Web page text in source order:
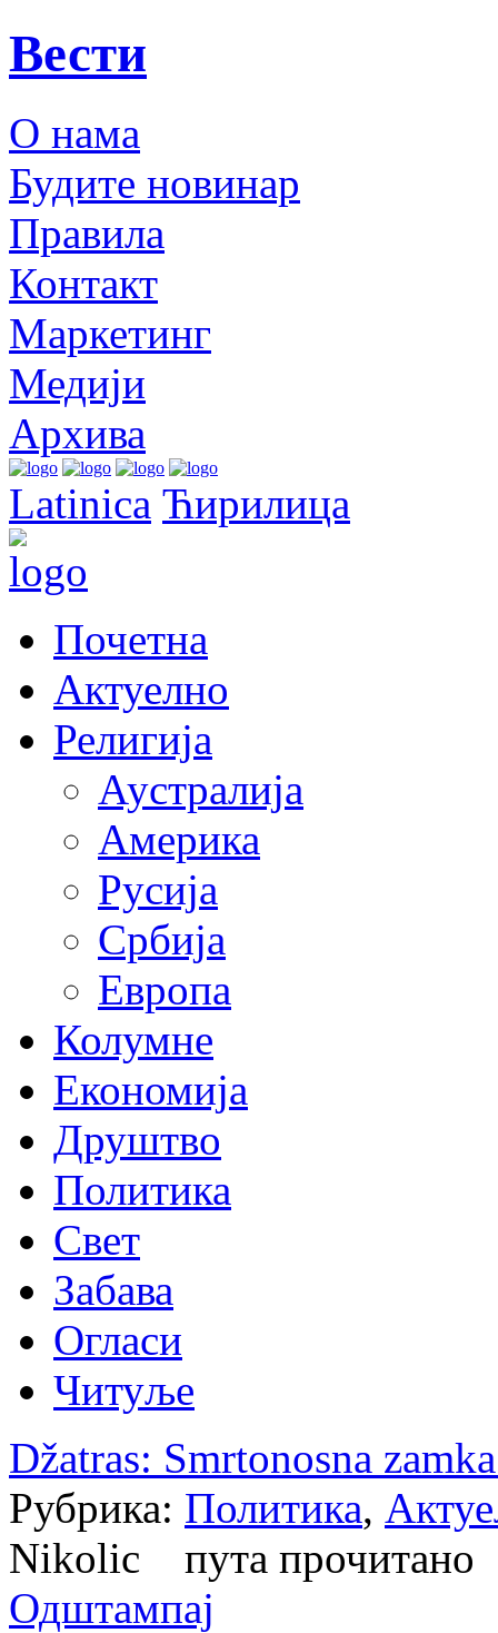
Вести
О нама
Будите новинар
Правила
Контакт
Маркетинг
Медији
Архива
Latinica Ћирилица
Почетна
Актуелно
Религија
Аустралија
Америка
Русија
Србија
Европа
Колумне
Економија
Друштво
Политика
Свет
Забава
Огласи
Читуље
Džatras: Smrtonosna
Рубрика: Политика,
Nikolic пута
Одштампај